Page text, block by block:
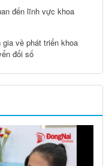
đến lĩnh vực khoa
về phát triển khoa
đổi số